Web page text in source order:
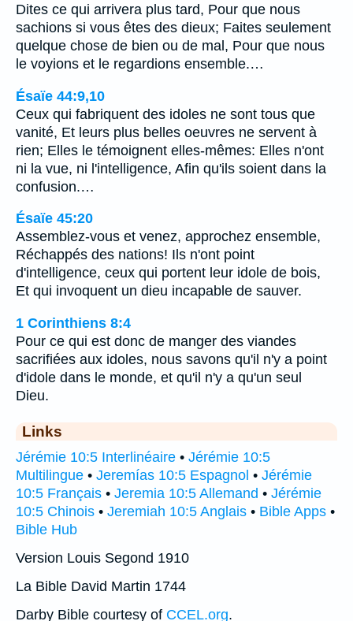
Dites ce qui arrivera plus tard, Pour que nous
sachions si vous êtes des dieux; Faites seulement
quelque chose de bien ou de mal, Pour que nous
le voyions et le regardions ensemble.…
Ésaïe 44:9,10
Ceux qui fabriquent des idoles ne sont tous que
vanité, Et leurs plus belles oeuvres ne servent à
rien; Elles le témoignent elles-mêmes: Elles n'ont
ni la vue, ni l'intelligence, Afin qu'ils soient dans la
confusion.…
Ésaïe 45:20
Assemblez-vous et venez, approchez ensemble,
Réchappés des nations! Ils n'ont point
d'intelligence, ceux qui portent leur idole de bois,
Et qui invoquent un dieu incapable de sauver.
1 Corinthiens 8:4
Pour ce qui est donc de manger des viandes
sacrifiées aux idoles, nous savons qu'il n'y a point
d'idole dans le monde, et qu'il n'y a qu'un seul
Dieu.
Links
Jérémie 10:5 Interlinéaire • Jérémie 10:5
Multilingue • Jeremías 10:5 Espagnol • Jérémie
10:5 Français • Jeremia 10:5 Allemand • Jérémie
10:5 Chinois • Jeremiah 10:5 Anglais • Bible Apps •
Bible Hub
Version Louis Segond 1910
La Bible David Martin 1744
Darby Bible courtesy of CCEL.org.